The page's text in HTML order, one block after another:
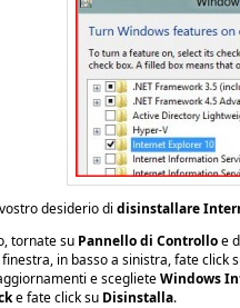
desiderio di disinstallare
tornate su Pannello di Controlloe
finestra, in basso a sinistra, fate click
e sceglieteWindows
e fate click su Disinstalla.